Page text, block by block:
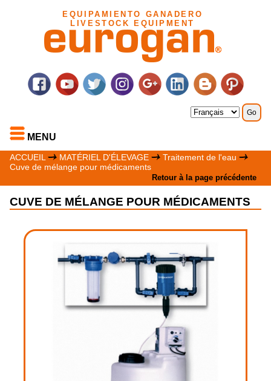
EQUIPAMIENTO GANADERO
LIVESTOCK EQUIPMENT
MENU
ACCUEIL MATÉRIEL D'ÉLEVAGE
Traitement de l'eau
Cuve de mélange pour médicaments
Retour à la page précédente
CUVE DE MÉLANGE POUR MÉDICAMENTS